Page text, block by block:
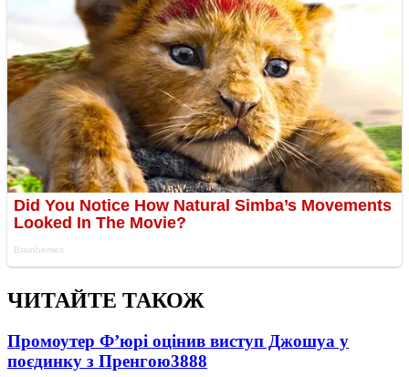
ЧИТАЙТЕ ТАКОЖ
Промоутер Ф’юрі оцінив виступ Джошуа у
поєдинку з Пренгою3888